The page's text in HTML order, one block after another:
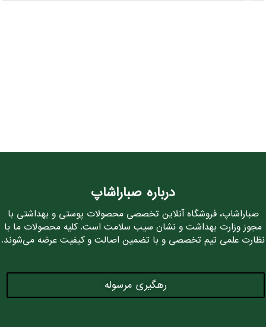
درباره صباراشاپ
صباراشاپ، فروشگاه آنلاین تخصصی محصولات پوستی و بهداشتی با
مجوز وزارت بهداشت و نشان سیب سلامت است. کلیه محصولات ما با
نظارت علمی تیم تخصصی و با تضمین اصالت و کیفیت عرضه می‌شوند.
رهگیری مرسوله